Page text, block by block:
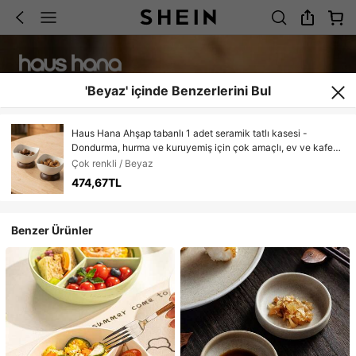
'Beyaz' içinde Benzerlerini Bul
Haus Hana Ahşap tabanlı 1 adet seramik tatlı kasesi -
Dondurma, hurma ve kuruyemiş için çok amaçlı, ev ve kafe
için küçük servis tepsisi.
Çok renkli / Beyaz
474,67TL
Benzer Ürünler